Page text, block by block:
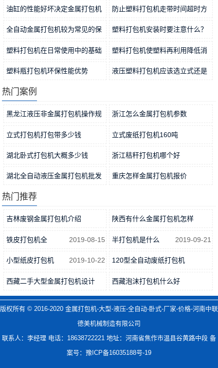
油缸的性能好坏决定金属打包机
稳定… 2021-11-15
防止塑料打包机走带时间超时方
法分… 2021-11-12
全自动金属打包机较为常见的保
养方… 2021-11-09
塑料打包机安装时要注意什么？
2021-11-06
塑料打包机在日常使用中的基础
工作… 2021-11-04
塑料打包机使塑料再利用降低消
耗 2021-11-01
塑料瓶打包机环保性能优势 液压塑料打包机应该选立式还是
热门案例
黑龙江液压非金属打包机操作规
程 2019-05-19
浙江怎么金属打包机参数
2019-06-15
立式打包机打包带多少钱
2019-08-15
立式废纸打包机160吨
2019-10-21
湖北卧式打包机大概多少钱
2019-04-09
浙江秸秆打包机哪个好
2019-04-23
湖北全自动液压金属打包机批发 重庆怎样金属打包机报价
热门推荐
吉林废钢金属打包机介绍
2019-05-27
陕西有什么金属打包机怎样
2019-06-16
铁皮打包机全 2019-08-15 半打包机是什么 2019-09-21
小型纸皮打包机 2019-10-22 120型全自动废纸打包机
2019-11-15
西藏二手大型金属打包机设计
2019-05-06
西藏泡沫打包机什么好
2019-04-23
版权所有 © 2016-2020 金属打包机-大型-液压-全自动-卧式-厂家-价格-河南中联
德美机械制造有限公司
联系人：李经理 电话：18638722221 地址：河南省焦作市温县谷黄路中段 备
案号： 豫ICP备16035188号-19